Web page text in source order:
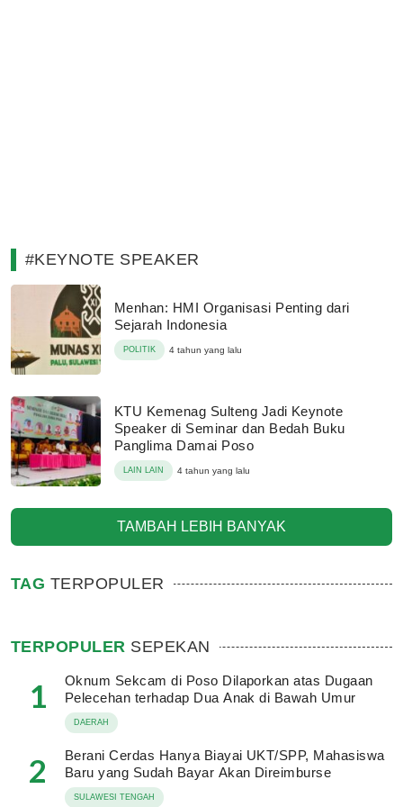
#KEYNOTE SPEAKER
Menhan: HMI Organisasi Penting dari
Sejarah Indonesia
POLITIK 4 tahun yang lalu
KTU Kemenag Sulteng Jadi Keynote
Speaker di Seminar dan Bedah Buku
Panglima Damai Poso
LAIN LAIN 4 tahun yang lalu
TAMBAH LEBIH BANYAK
TAG TERPOPULER
TERPOPULER SEPEKAN
1
Oknum Sekcam di Poso Dilaporkan atas Dugaan
Pelecehan terhadap Dua Anak di Bawah Umur
DAERAH
2
Berani Cerdas Hanya Biayai UKT/SPP, Mahasiswa
Baru yang Sudah Bayar Akan Direimburse
SULAWESI TENGAH